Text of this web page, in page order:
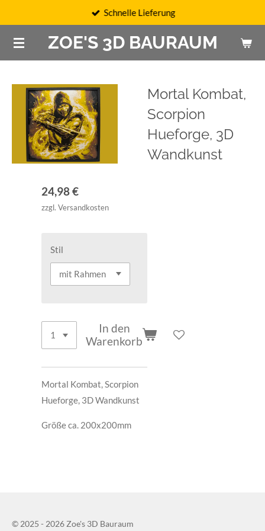
springen
ZOE'S 3D BAURAUM
Schnelle Lieferung
Mortal Kombat,
Scorpion
Hueforge, 3D
Wandkunst
24,98 €
zzgl. Versandkosten
Stil
In den
Warenkorb
Mortal Kombat, Scorpion
Hueforge, 3D Wandkunst
Größe ca. 200x200mm
© 2025 - 2026 Zoe's 3D Bauraum